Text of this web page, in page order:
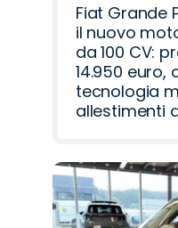
Fiat Grande
il nuovo
da 100 CV:
14.950 euro,
tecnologia
allestimenti